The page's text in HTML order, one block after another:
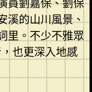
員劉嘉保、劉保
溪的山川風景、
里。不少不雅眾
也更深入地感